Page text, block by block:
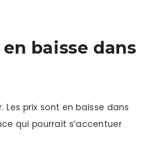
baisse dans
prix sont en baisse dans
qui pourrait s’accentuer